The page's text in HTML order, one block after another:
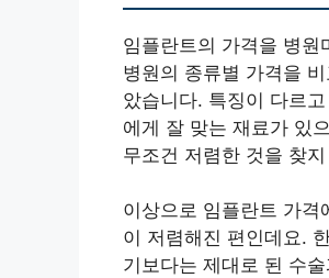
임플란트의 가격을 병
병원의 종류별 가격을
았습니다. 특징이 다르
에게 잘 맞는 재료가 있
무조건 저렴한 것을 찾
이상으로 임플란트 가
이 저렴해진 편인데요.
기보다는 제대로 된 수